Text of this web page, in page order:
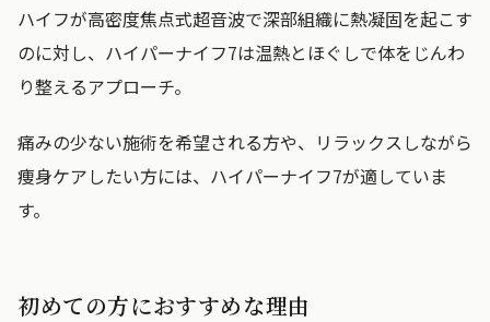
ハイフが高密度焦点式超音波で深部組織に熱凝固を起こす
のに対し、ハイパーナイフ7は温熱とほぐしで体をじんわ
り整えるアプローチ。
痛みの少ない施術を希望される方や、リラックスしながら
痩身ケアしたい方には、ハイパーナイフ7が適していま
す。
初めての方におすすめな理由